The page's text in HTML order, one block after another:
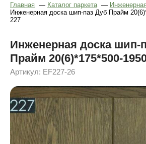
Главная — Каталог паркета —
Инженерная доска шип-паз Дуб Прайм
227
Инженерная доска шип-
Прайм 20(6)*175*500-
Артикул: EF227-26